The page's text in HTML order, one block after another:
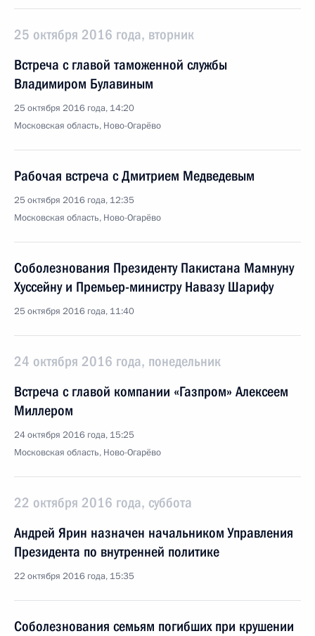
25 октября 2016 года, вторник
Встреча с главой таможенной службы
Владимиром Булавиным
25 октября 2016 года, 14:20
Московская область, Ново-Огарёво
Рабочая встреча с Дмитрием Медведевым
25 октября 2016 года, 12:35
Московская область, Ново-Огарёво
Соболезнования Президенту Пакистана Мамнуну
Хуссейну и Премьер-министру Навазу Шарифу
25 октября 2016 года, 11:40
24 октября 2016 года, понедельник
Встреча с главой компании «Газпром» Алексеем
Миллером
24 октября 2016 года, 15:25
Московская область, Ново-Огарёво
22 октября 2016 года, суббота
Андрей Ярин назначен начальником Управления
Президента по внутренней политике
22 октября 2016 года, 15:35
Соболезнования семьям погибших при крушении